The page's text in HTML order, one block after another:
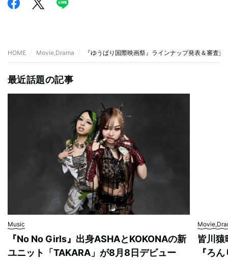
HOME Movie,Drama 『ゆうばり国際映画祭』ラインナップ発表＆審査
最近話題の記事
Music
『No No Girls』出身ASHAとKOKONAの新
ユニット「TAKARA」が8月8日デビュー
皆川猿
『ろ